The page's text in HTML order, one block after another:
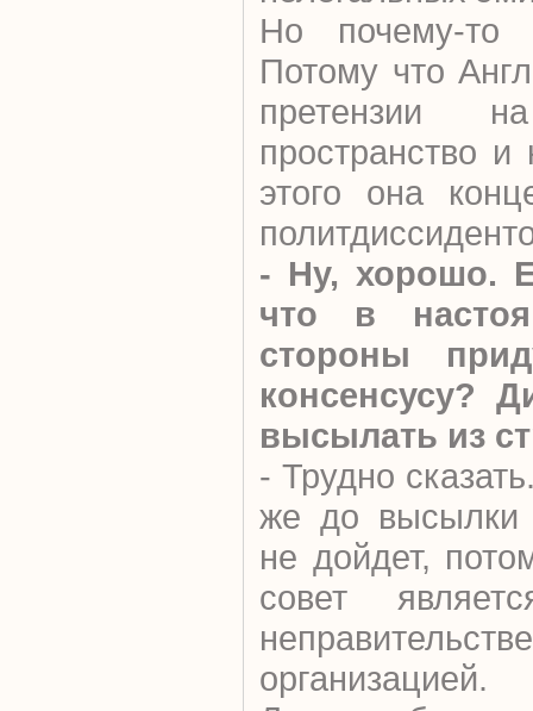
Но почему-то
Потому что
претензии
пространство
этого она
- Ну, хорошо.
что в
стороны
консенсусу?
высылать из
- Трудно
же до высылки
не дойдет,
совет